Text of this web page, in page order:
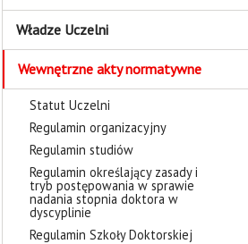
Władze Uczelni
Wewnętrzne akty normatywne
Statut Uczelni
Regulamin organizacyjny
Regulamin studiów
Regulamin określający zasady i
tryb postępowania w sprawie
nadania stopnia doktora w
dyscyplinie
Regulamin Szkoły Doktorskiej